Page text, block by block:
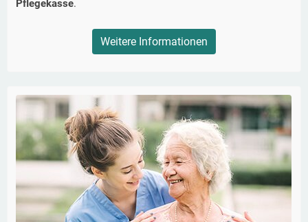
Pflegekasse.
Weitere Informationen